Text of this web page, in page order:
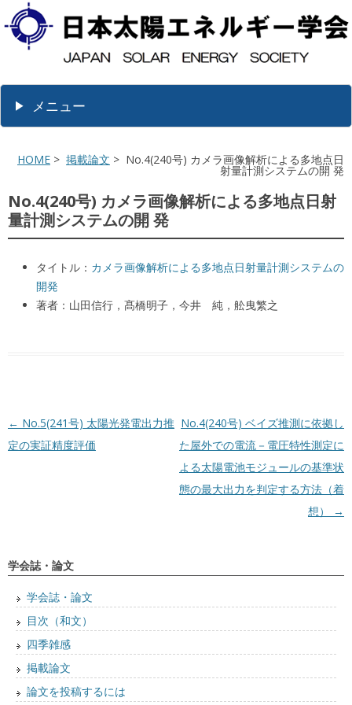
メニュー
HOME > 掲載論文 > No.4(240号) カメラ画像解析による多地点日
射量計測システムの開 発
No.4(240号) カメラ画像解析による多地点日射
量計測システムの開 発
タイトル： カメラ画像解析による多地点日射量計測システムの
開発
著者：山田信行，髙橋明子，今井 純，舩曳繁之
投稿ナビゲーション
← No.5(241号) 太陽光発電出力推
定の実証精度評価
No.4(240号) ベイズ推測に依拠し
た屋外での電流－電圧特性測定に
よる太陽電池モジュールの基準状
態の最大出力を判定する方法（着
想）
→
学会誌・論文
学会誌・論文
目次（和文）
四季雑感
掲載論文
論文を投稿するには